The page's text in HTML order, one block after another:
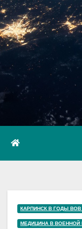
КАРПИНСК В ГОДЫ
МЕДИЦИНА В ВОЕННОЙ